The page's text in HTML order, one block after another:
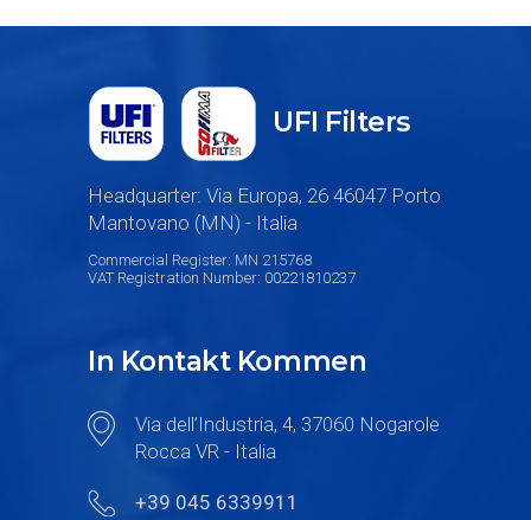
UFI Filters
Headquarter: Via Europa, 26 46047 Porto
Mantovano (MN) - Italia
Commercial Register: MN 215768
VAT Registration Number: 00221810237
In Kontakt Kommen
Via dell’Industria, 4, 37060 Nogarole
Rocca VR - Italia
+39 045 6339911